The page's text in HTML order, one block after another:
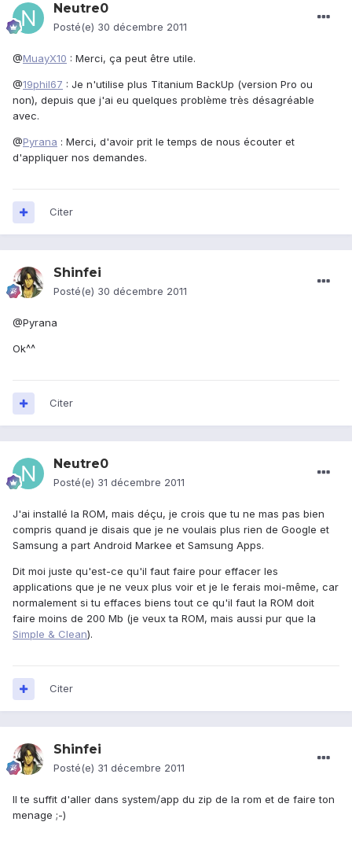
Neutre0
Posté(e) 30 décembre 2011
@MuayX10 : Merci, ça peut être utile.
@19phil67 : Je n'utilise plus Titanium BackUp (version Pro ou
non), depuis que j'ai eu quelques problème très désagréable
avec.
@Pyrana : Merci, d'avoir prit le temps de nous écouter et
d'appliquer nos demandes.
Citer
Shinfei
Posté(e) 30 décembre 2011
@Pyrana
Ok^^
Citer
Neutre0
Posté(e) 31 décembre 2011
J'ai installé la ROM, mais déçu, je crois que tu ne mas pas bien
compris quand je disais que je ne voulais plus rien de Google et
Samsung a part Android Markee et Samsung Apps.
Dit moi juste qu'est-ce qu'il faut faire pour effacer les
applications que je ne veux plus voir et je le ferais moi-même, car
normalement si tu effaces biens tout ce qu'il faut la ROM doit
faire moins de 200 Mb (je veux ta ROM, mais aussi pur que la
Simple & Clean).
Citer
Shinfei
Posté(e) 31 décembre 2011
Il te suffit d'aller dans system/app du zip de la rom et de faire ton
menage ;-)